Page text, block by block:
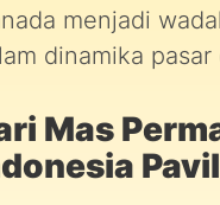
menjadi
dinamika
Mas